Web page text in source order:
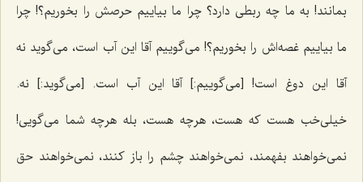
بمانند! به ما چه ربطی دارد؟ چرا ما بیاییم حرصش را بخوریم؟! چرا
ما بیاییم غصه‌اش را بخوریم؟! می‌گوییم آقا این آب است، می‌گوید نه
آقا این دوغ است! [می‌گوییم:] آقا این آب است. [می‌گوید:] نه.
خیلی‌خب هست که هست، هرچه هست، بله هرچه شما می‌گویی!
نمی‌خواهند بفهمند، نمی‌خواهند چشم را باز کنند، نمی‌خواهند حق